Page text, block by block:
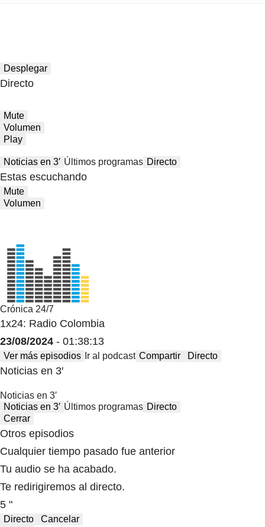
Desplegar
Directo
Mute
Volumen
Play
Noticias en 3′ Últimos programas Directo
Estas escuchando
Mute
Volumen
Crónica 24/7
1x24: Radio Colombia
23/08/2024 - 01:38:13
Ver más episodios Ir al podcast Compartir Directo
Noticias en 3′
Noticias en 3′
Noticias en 3′ Últimos programas Directo
Cerrar
Otros episodios
Cualquier tiempo pasado fue anterior
Tu audio se ha acabado.
Te redirigiremos al directo.
5 "
Directo
Cancelar